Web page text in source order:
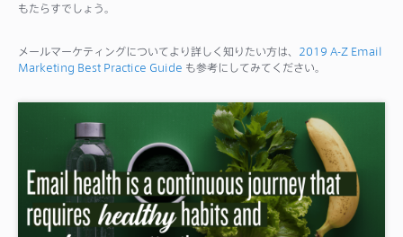
もたらすでしょう。
メールマーケティングについてより詳しく知りたい方は、 2019 A-Z Email
Marketing Best Practice Guide も参考にしてみてください。